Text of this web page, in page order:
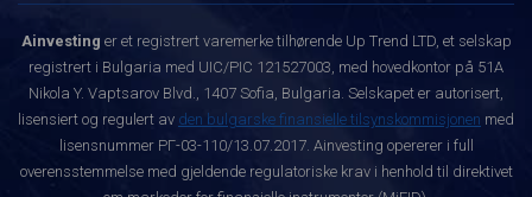
Ainvesting er et registrert varemerke tilhørende Up Trend LTD, et selskap
registrert i Bulgaria med UIC/PIC 121527003, med hovedkontor på 51A
Nikola Y. Vaptsarov Blvd., 1407 Sofia, Bulgaria. Selskapet er autorisert,
lisensiert og regulert av den bulgarske finansielle tilsynskommisjonen med
lisensnummer РГ-03-110/13.07.2017. Ainvesting opererer i full
overensstemmelse med gjeldende regulatoriske krav i henhold til direktivet